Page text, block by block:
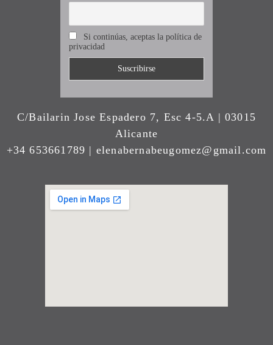
Si continúas, aceptas la política de
privacidad
C/Bailarin Jose Espadero 7, Esc 4-5.A | 03015
Alicante
+34 653661789 | elenabernabeugomez@gmail.com